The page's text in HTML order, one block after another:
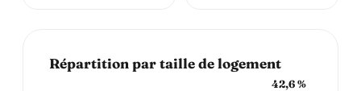
Répartition par taille de logement
42,6 %